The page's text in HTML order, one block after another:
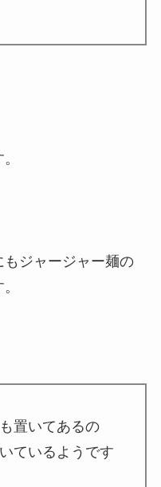
ジャージャー麺の
置いてあるの
ているようです